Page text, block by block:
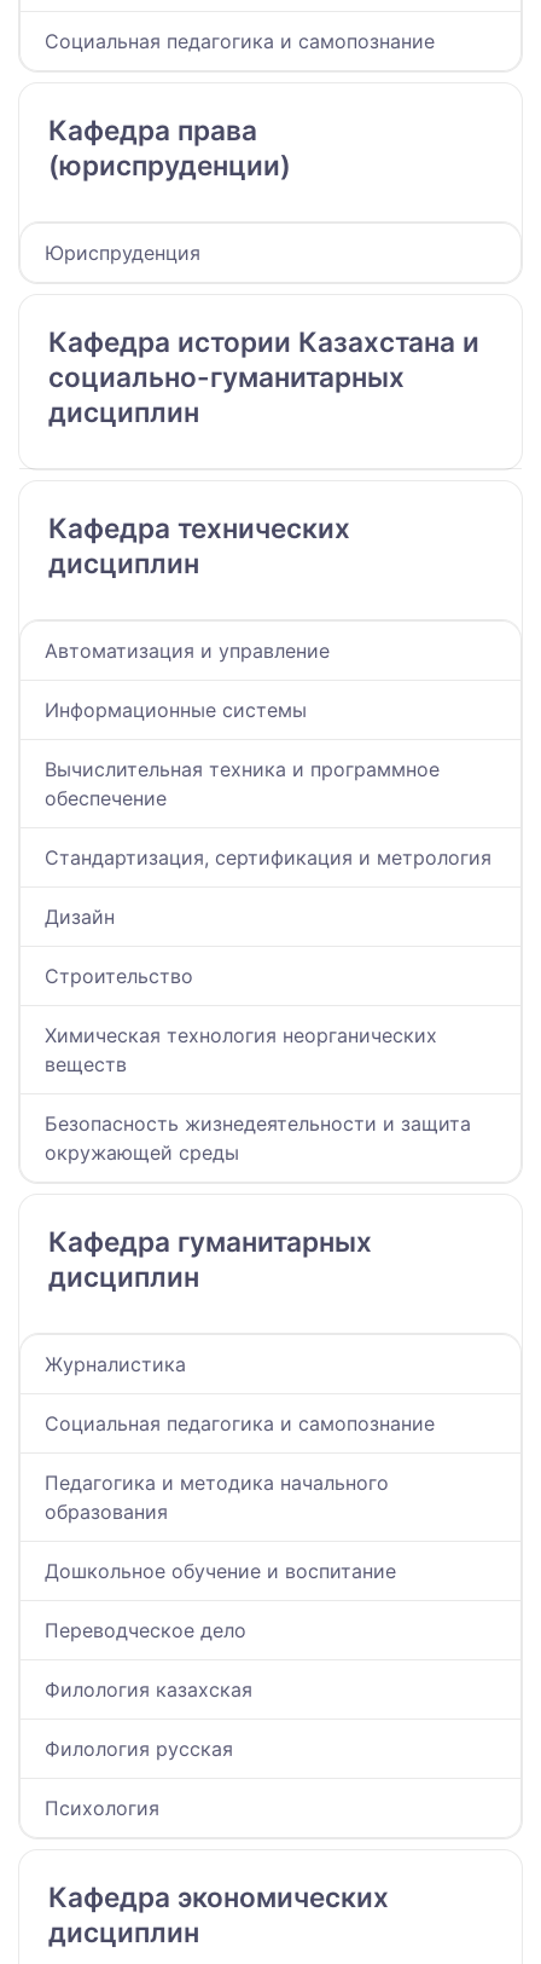
Социальная педагогика и самопознание
Кафедра права
(юриспруденции)
Юриспруденция
Кафедра истории Казахстана и
социально­-гуманитарных
дисциплин
Кафедра технических
дисциплин
Автоматизация и управление
Информационные системы
Вычислительная техника и программное
обеспечение
Стандартизация, сертификация и метрология
Дизайн
Строительство
Химическая технология неорганических
веществ
Безопасность жизнедеятельности и защита
окружающей среды
Кафедра гуманитарных
дисциплин
Журналистика
Социальная педагогика и самопознание
Педагогика и методика начального
образования
Дошкольное обучение и воспитание
Переводческое дело
Филология казахская
Филология русская
Психология
Кафедра экономических
дисциплин